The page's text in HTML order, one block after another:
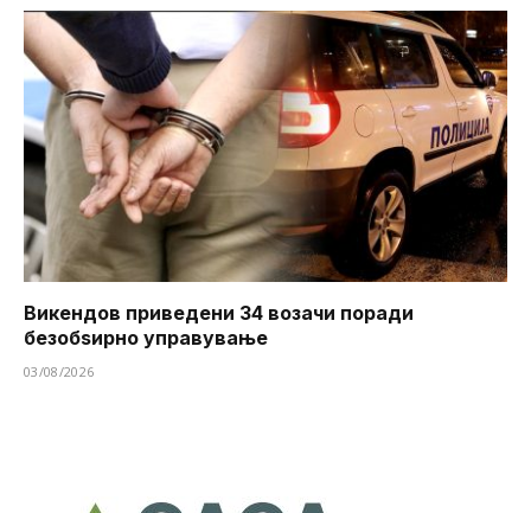
Викендов приведени 34 возачи поради
безобѕирно управување
03/08/2026